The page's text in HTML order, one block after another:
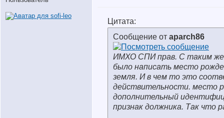
Цитата:
Сообщение от aparch86
ИМХО СПИ прав. С таким же
было написать место
земля. И в чем то это
действительности. место
дополнительный
признак должника. Так что